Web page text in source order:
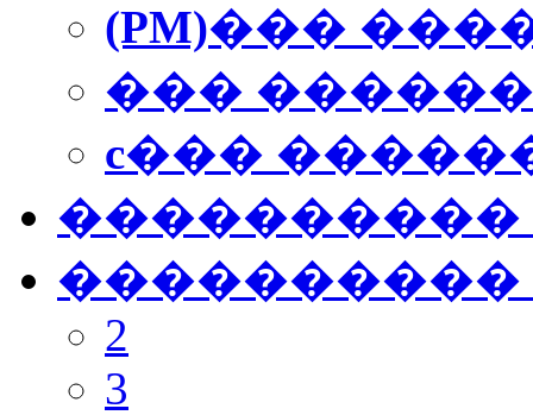
(PM)���
���
c���
����������
����������
2
3